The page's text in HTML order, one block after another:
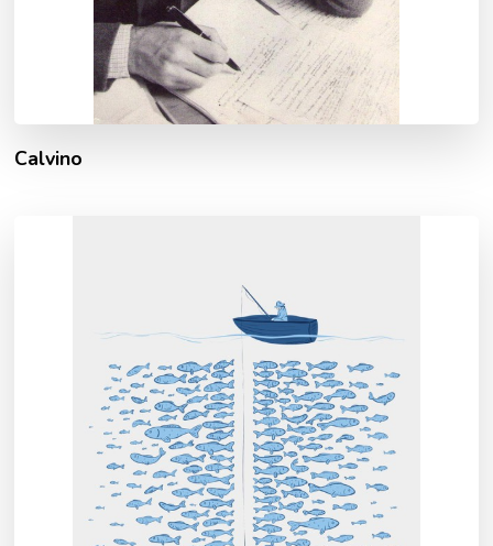
Calvino